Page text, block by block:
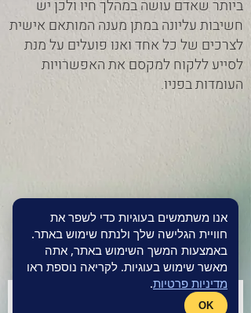
אנו משתמשים בעוגיות כדי לשפר את
חוויית הגלישה שלך ולנתח שימוש באתר.
באמצעות המשך השימוש באתר, אתה
מאשר שימוש בעוגיות. לקריאה נוספת ראו
מדיניות פרטיות.
OK
ביותר שאדם עושה במהלך חיו ולכן יש
חשיבות עליונה במתן מענה המותאם אישית
לצרכים של כל אחד ואנו פועלים על מנת
לסייע ללקוח למקסם את האפשרויות
העומדות בפניו.
הצטרפו לניוזלטר שלנו
שם פרטי